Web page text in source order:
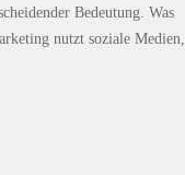
Bedeutung. Was
nutzt soziale Medien,